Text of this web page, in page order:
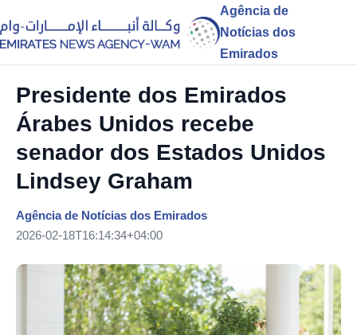
Agência de
Notícias dos
Emirados
Presidente dos Emirados
Árabes Unidos recebe
senador dos Estados Unidos
Lindsey Graham
Agência de Notícias dos Emirados
2026-02-18T16:14:34+04:00